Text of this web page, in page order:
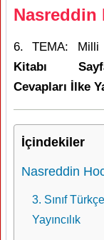
Nasreddin
6. TEMA:
Kitabı Sayfa
Cevapları İlke
İçindekiler
Nasreddin
3. Sınıf
Yayıncılık